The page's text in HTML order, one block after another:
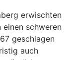
erwischten
einen schweren
geschlagen
auch